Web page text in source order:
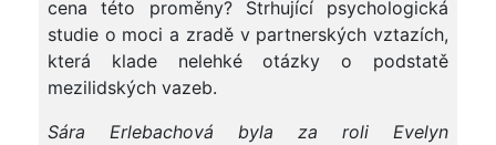
cena této proměny? Strhující psychologická
studie o moci a zradě v partnerských vztazích,
která klade nelehké otázky o podstatě
mezilidských vazeb.
Sára Erlebachová byla za roli Evelyn